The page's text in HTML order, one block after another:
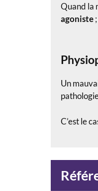
Quand la
agoniste
Un
C’est le